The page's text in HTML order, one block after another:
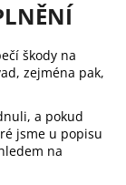
škody na
zejména pak,
a pokud
jsme u popisu
na